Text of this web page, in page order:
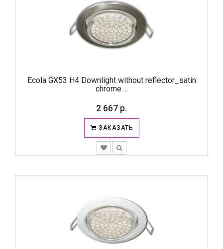
Ecola GX53 H4 Downlight without reflector_satin
chrome ...
2 667 р.
ЗАКАЗАТЬ